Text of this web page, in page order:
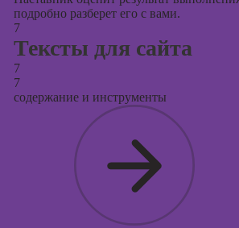
подробно разберет его с вами.
7
Тексты для сайта
7
7
содержание и инструменты